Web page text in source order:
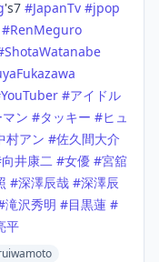
's7 #JapanTv #jpop
#RenMeguro
ShotaWatanabe
YouTuber #アイドル
ン #タッキー #ヒュ
村アン #佐久間大介
向井康二 #女優 #宮舘
#深澤辰哉 #深澤辰
滝沢秀明 #目黒蓮 #
平